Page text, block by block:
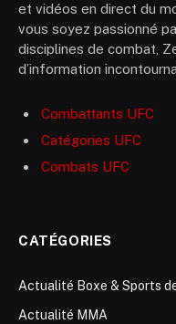
et vidéos en direct du
vous soyez passionné
disciplines de combat,
d’information
Combattants UFC
Catégories UFC
Combats UFC
CATÉGORIES
Actualité Boxe & Sports
Actualité MMA